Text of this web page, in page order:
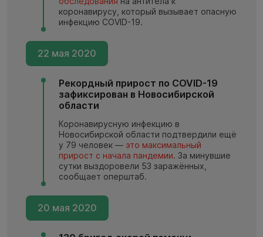
коронавирусу, который вызывает опасную
инфекцию COVID-19.
22 мая 2020
Рекордный прирост по COVID-19
зафиксирован в Новосибирской
области
Коронавирусную инфекцию в
Новосибирской области подтвердили ещё
у 79 человек — это максимальный
прирост с начала пандемии. За минувшие
сутки выздоровели 53 заражённых,
сообщает оперштаб.
20 мая 2020